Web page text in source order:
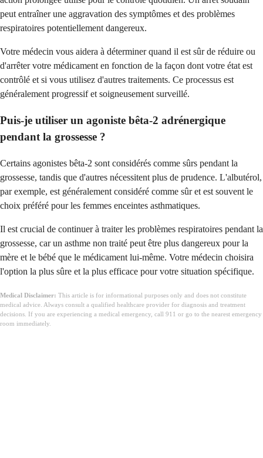
peut entraîner une aggravation des symptômes et des problèmes
respiratoires potentiellement dangereux.
Votre médecin vous aidera à déterminer quand il est sûr de réduire ou
d'arrêter votre médicament en fonction de la façon dont votre état est
contrôlé et si vous utilisez d'autres traitements. Ce processus est
généralement progressif et soigneusement surveillé.
Puis-je utiliser un agoniste bêta-2 adrénergique
pendant la grossesse ?
Certains agonistes bêta-2 sont considérés comme sûrs pendant la
grossesse, tandis que d'autres nécessitent plus de prudence. L'albutérol,
par exemple, est généralement considéré comme sûr et est souvent le
choix préféré pour les femmes enceintes asthmatiques.
Il est crucial de continuer à traiter les problèmes respiratoires pendant la
grossesse, car un asthme non traité peut être plus dangereux pour la
mère et le bébé que le médicament lui-même. Votre médecin choisira
l'option la plus sûre et la plus efficace pour votre situation spécifique.
Medical Disclaimer: This article is for informational purposes only and does not constitute
medical advice. Always consult a qualified healthcare provider for diagnosis and treatment
decisions. If you are experiencing a medical emergency, call 911 or go to the nearest emergency
room immediately.